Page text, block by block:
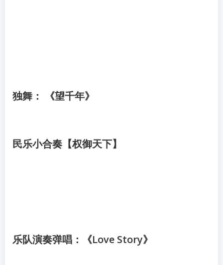
独舞： 《望千年》
民乐小合奏【权御天下】
乐队演奏弹唱：《Love Story》